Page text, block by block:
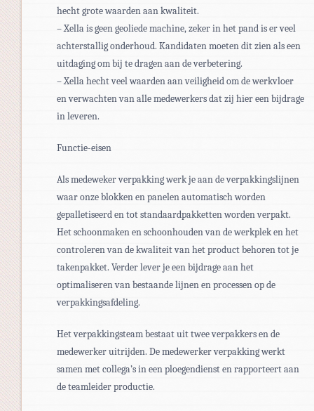
hecht grote waarden aan kwaliteit.
– Xella is geen geoliede machine, zeker in het pand is er veel
achterstallig onderhoud. Kandidaten moeten dit zien als een
uitdaging om bij te dragen aan de verbetering.
– Xella hecht veel waarden aan veiligheid om de werkvloer
en verwachten van alle medewerkers dat zij hier een bijdrage
in leveren.
Functie-eisen
Als medeweker verpakking werk je aan de verpakkingslijnen
waar onze blokken en panelen automatisch worden
gepalletiseerd en tot standaardpakketten worden verpakt.
Het schoonmaken en schoonhouden van de werkplek en het
controleren van de kwaliteit van het product behoren tot je
takenpakket. Verder lever je een bijdrage aan het
optimaliseren van bestaande lijnen en processen op de
verpakkingsafdeling.
Het verpakkingsteam bestaat uit twee verpakkers en de
medewerker uitrijden. De medewerker verpakking werkt
samen met collega’s in een ploegendienst en rapporteert aan
de teamleider productie.